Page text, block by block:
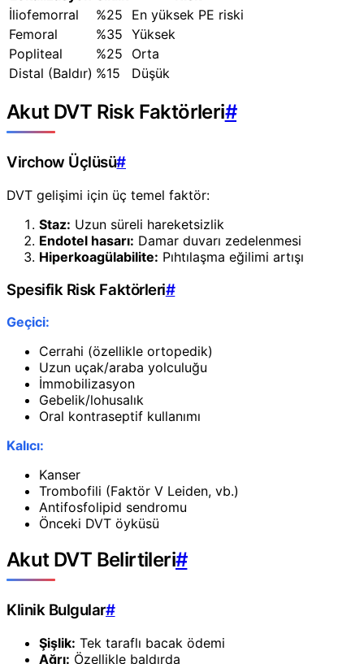
İliofemorral
%25
En yüksek PE riski
Femoral
%35 Yüksek
Popliteal
%25
Orta
Distal (Baldır) %15 Düşük
Akut DVT Risk Faktörleri#
Virchow Üçlüsü#
DVT gelişimi için üç temel faktör:
Staz: Uzun süreli hareketsizlik
Endotel hasarı: Damar duvarı zedelenmesi
Hiperkoagülabilite: Pıhtılaşma eğilimi artışı
Spesifik Risk Faktörleri#
Geçici:
Cerrahi (özellikle ortopedik)
Uzun uçak/araba yolculuğu
İmmobilizasyon
Gebelik/lohusalık
Oral kontraseptif kullanımı
Kalıcı:
Kanser
Trombofili (Faktör V Leiden, vb.)
Antifosfolipid sendromu
Önceki DVT öyküsü
Akut DVT Belirtileri#
Klinik Bulgular#
Şişlik: Tek taraflı bacak ödemi
Ağrı: Özellikle baldırda